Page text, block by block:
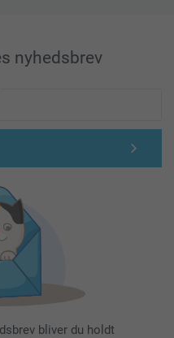
nyhedsbrev
bliver du holdt